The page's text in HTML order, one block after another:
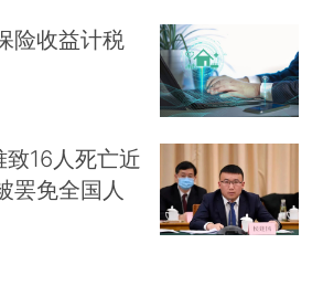
险收益计税
16人死亡近
罢免全国人